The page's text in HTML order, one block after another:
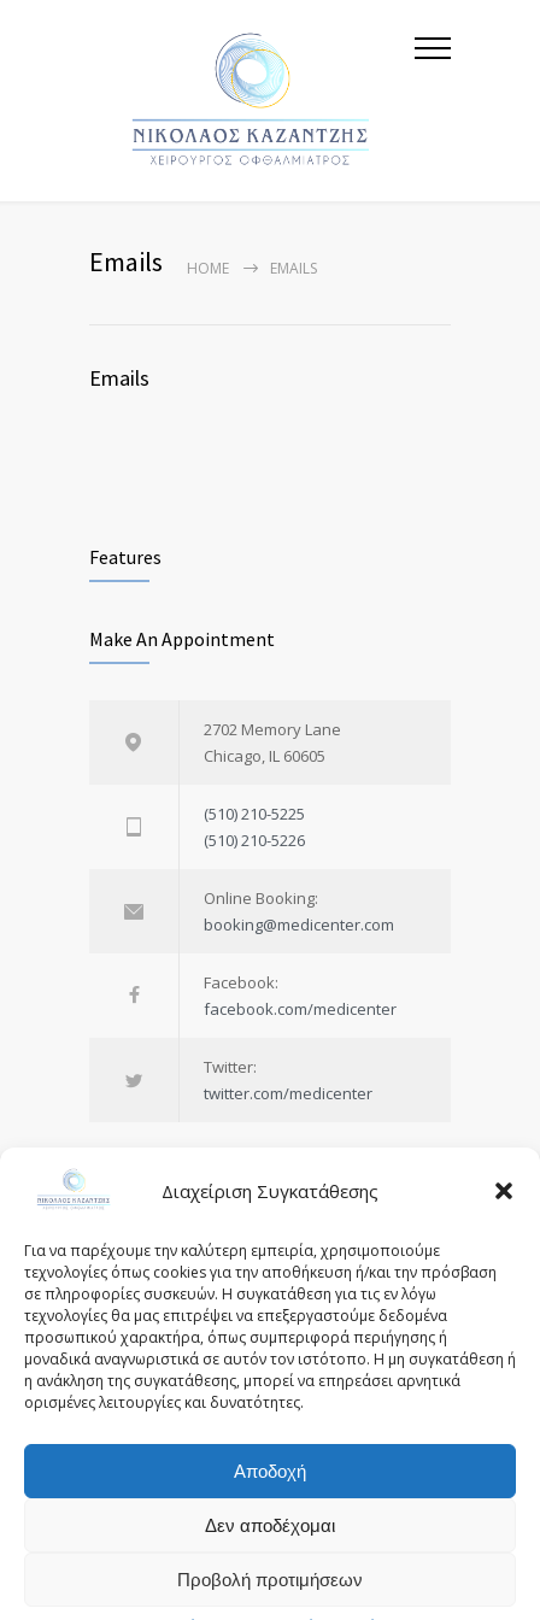
Διαχείριση Συγκατάθεσης
Για να παρέχουμε την καλύτερη εμπειρία, χρησιμοποιούμε
τεχνολογίες όπως cookies για την αποθήκευση ή/και την πρόσβαση
σε πληροφορίες συσκευών. Η συγκατάθεση για τις εν λόγω
τεχνολογίες θα μας επιτρέψει να επεξεργαστούμε δεδομένα
προσωπικού χαρακτήρα, όπως συμπεριφορά περιήγησης ή
μοναδικά αναγνωριστικά σε αυτόν τον ιστότοπο. Η μη συγκατάθεση ή
η ανάκληση της συγκατάθεσης, μπορεί να επηρεάσει αρνητικά
ορισμένες λειτουργίες και δυνατότητες.
Αποδοχή
Δεν αποδέχομαι
Προβολή προτιμήσεων
Emails HOME EMAILS
Emails
Features
Make An Appointment
2702 Memory Lane
Chicago, IL 60605
(510) 210-5225
(510) 210-5226
Online Booking:
booking@medicenter.com
Facebook:
facebook.com/medicenter
Twitter:
twitter.com/medicenter
Being in control of your life and
having realistic expectations about
your day-to-day challenges are the
keys to stress management.
— Josh Billings
Forge.com
Πολιτική Απορρήτου Όροι Χρήσης